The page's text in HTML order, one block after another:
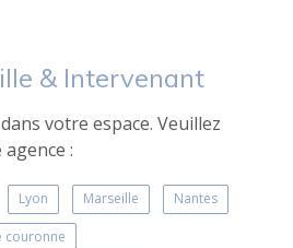
& Intervenant
votre espace. Veuillez
:
Lyon Marseille Nantes
couronne